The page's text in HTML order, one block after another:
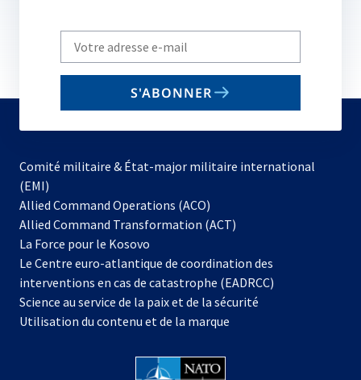
Write
your
email
S'ABONNER
Comité militaire & État-major militaire international
(EMI)
Allied Command Operations (ACO)
Allied Command Transformation (ACT)
La Force pour le Kosovo
dans
un
nouvel
onglet
Le Centre euro-atlantique de coordination des
interventions en cas de catastrophe (EADRCC)
Science au service de la paix et de la sécurité
Utilisation du contenu et de la marque